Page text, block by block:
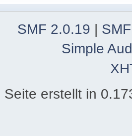
SMF 2.0.19
Simple
Seite erstellt in